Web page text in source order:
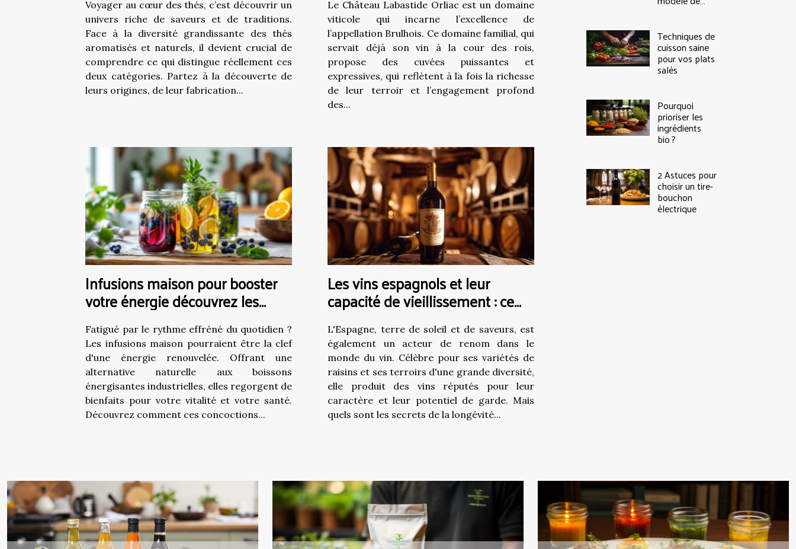
Voyager au cœur des thés, c’est découvrir un
univers riche de saveurs et de traditions.
Face à la diversité grandissante des thés
aromatisés et naturels, il devient crucial de
comprendre ce qui distingue réellement ces
deux catégories. Partez à la découverte de
leurs origines, de leur fabrication...
Le Château Labastide Orliac est un domaine
viticole qui incarne l’excellence de
l’appellation Brulhois. Ce domaine familial, qui
servait déjà son vin à la cour des rois,
propose des cuvées puissantes et
expressives, qui reflètent à la fois la richesse
de leur terroir et l’engagement profond
des...
Infusions maison pour booster
votre énergie découvrez les
meilleures recettes et leurs
bienfaits
Fatigué par le rythme effréné du quotidien ?
Les infusions maison pourraient être la clef
d'une énergie renouvelée. Offrant une
alternative naturelle aux boissons
énergisantes industrielles, elles regorgent de
bienfaits pour votre vitalité et votre santé.
Découvrez comment ces concoctions...
Les vins espagnols et leur
capacité de vieillissement : ce
qu'il faut savoir
L'Espagne, terre de soleil et de saveurs, est
également un acteur de renom dans le
monde du vin. Célèbre pour ses variétés de
raisins et ses terroirs d'une grande diversité,
elle produit des vins réputés pour leur
caractère et leur potentiel de garde. Mais
quels sont les secrets de la longévité...
Techniques de
cuisson saine
pour vos plats
salés
Pourquoi
prioriser les
ingrédients
bio ?
2 Astuces pour
choisir un tire-
bouchon
électrique